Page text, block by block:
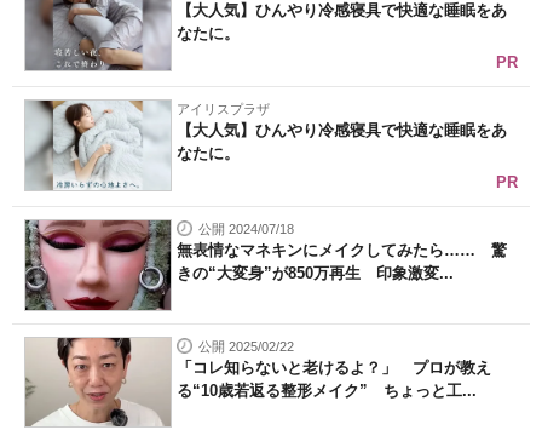
【大人気】ひんやり冷感寝具で快適な睡眠をあ
なたに。
PR
アイリスプラザ
【大人気】ひんやり冷感寝具で快適な睡眠をあ
なたに。
PR
公開 2024/07/18
無表情なマネキンにメイクしてみたら…… 驚
きの“大変身”が850万再生 印象激変...
公開 2025/02/22
「コレ知らないと老けるよ？」 プロが教え
る“10歳若返る整形メイク” ちょっと工...